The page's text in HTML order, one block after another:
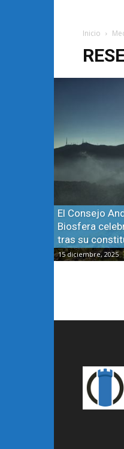
Inicio
El Consejo
Biosfera
tras su
15 diciembre, 2025